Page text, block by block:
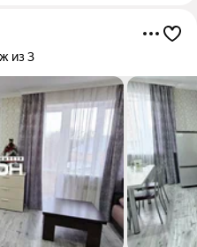
из 3